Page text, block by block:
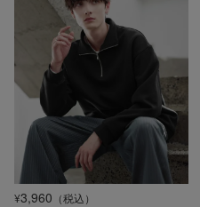
¥3,960 （税込）